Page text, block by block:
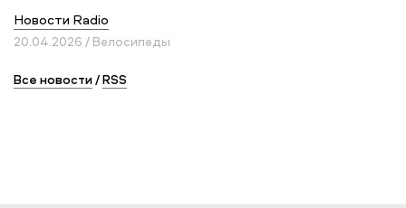
Новости Radio
20.04.2026 / Велосипеды
Все новости/RSS